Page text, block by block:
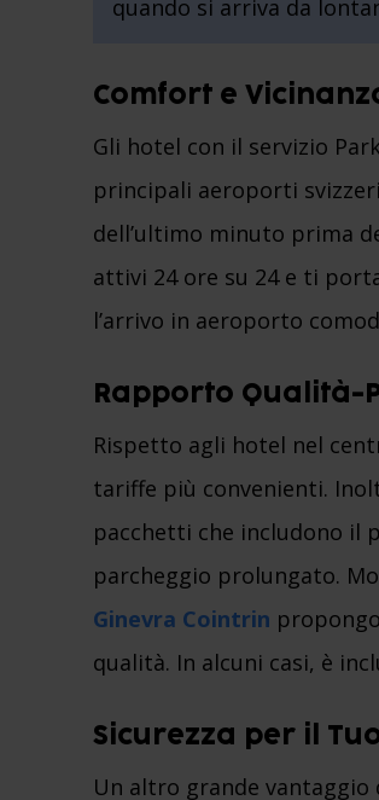
quando si arriva da
Comfort e
Gli hotel con il servizio
principali aeroporti
dell’ultimo minuto prima
attivi 24 ore su 24 e ti
l’arrivo in aeroporto
Rapporto Qualità-
Rispetto agli hotel nel
tariffe più convenienti.
pacchetti che includono il
parcheggio prolungato.
Ginevra Cointrin
qualità. In alcuni casi, è
Sicurezza per il
Un altro grande vantaggio